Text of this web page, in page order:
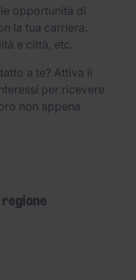
opportunità di
la tua carriera.
e città, etc.
a te? Attiva il
per ricevere
non appena